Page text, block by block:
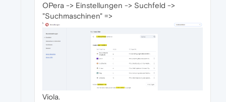
OPera -> Einstellungen -> Suchfeld ->
"Suchmaschinen" =>
Viola.